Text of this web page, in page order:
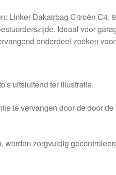
Linker Dakairbag Citroën C4,
Ideaal voor
onderdeel zoeken
uitsluitend ter illustratie.
te vervangen door de door
zorgvuldig